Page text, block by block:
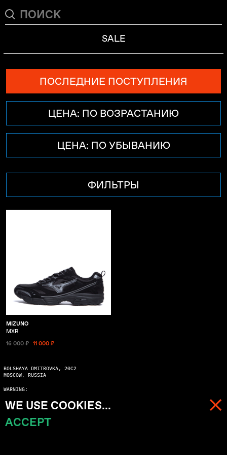
МЕНЮ
SALE
ПОСЛЕДНИЕ ПОСТУПЛЕНИЯ
ЦЕНА: ПО ВОЗРАСТАНИЮ
ЦЕНА: ПО УБЫВАНИЮ
ФИЛЬТРЫ
MIZUNO
MXR
16 000 ₽
11 000 ₽
BOLSHAYA DMITROVKA, 20C2
MOSCOW, RUSSIA
WARNING:
© 2026 ALL RIGHTS RESERVED
WE USE COOKIES...
ACCEPT